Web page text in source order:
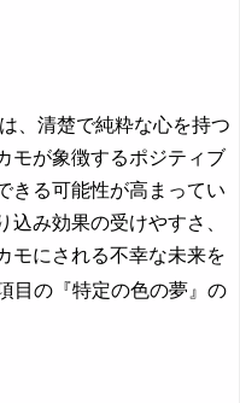
、清楚で純粋な心を持つ
モが象徴するポジティブ
きる可能性が高まってい
み効果の受けやすさ、
モにされる不幸な未来を
目の『特定の色の夢』の